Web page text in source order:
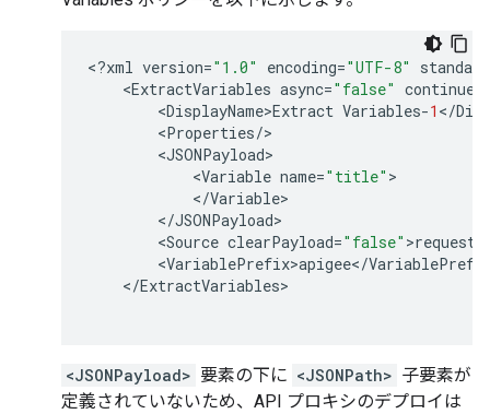
<?xml version="1.0" encoding="UTF-8"
<ExtractVariables async="false"
<DisplayName>Extract Variables-1 </
<Properties/
<JSONPayload
<Variable name="title"
</Variable
</JSONPayload
<Source clearPayload="false" >request
<VariablePrefix>apigee</
</ExtractVariables
<JSONPayload> 要素の下に <JSONPath> 子要素が
定義されていないため、API プロキシのデプロイは